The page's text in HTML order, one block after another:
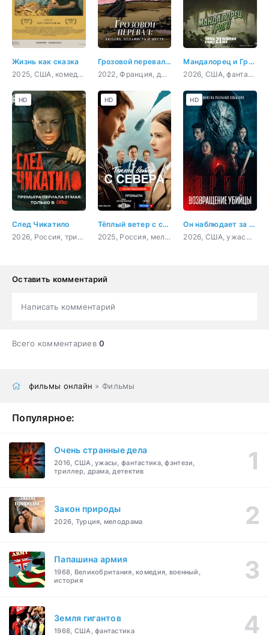
Жизнь как сказка
2025, США, комедия
Грозовой перевал: любовь, ненависть и месть
2022, Франция, документальный
Мандалорец и Грогу
2026, США, фантастика, фэнтези, боевик, приключения, семейный
След Чикатило
2026, Россия, триллер, детектив, драма
HD
Тёплый ветер с севера
2025, Россия, мелодрама
HD
Он наблюдает за тобой
2026, США, ужасы, триллер
HD
Оставить комментарий
Написать комментарий
Всего комментариев0
фильмы онлайн » Фильмы
Популярное:
Очень странные дела
2016, США, ужасы, фантастика, фэнтези,
триллер, драма, детектив
Закон природы
2026, Турция, мелодрама
Папашина армия
1968, Великобритания, комедия, военный,
история
Земля гигантов
1968, США, фантастика